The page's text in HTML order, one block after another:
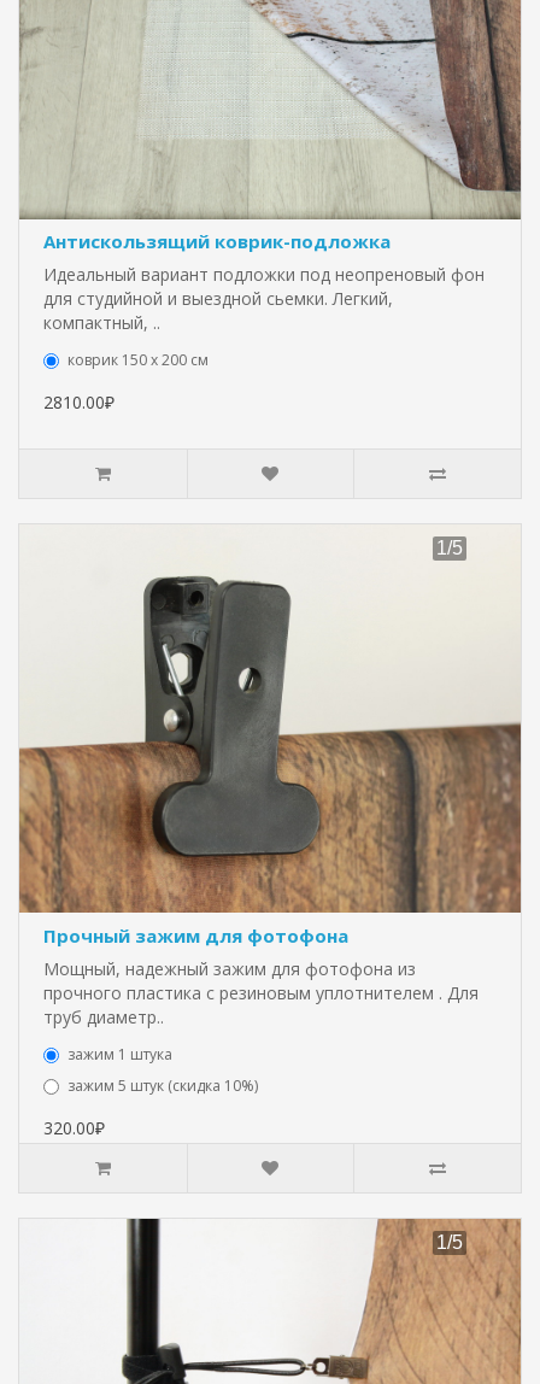
Антискользящий коврик-подложка
Идеальный вариант подложки под неопреновый фон
для студийной и выездной сьемки. Легкий,
компактный, ..
коврик 150 х 200 см
2810.00₽
Прочный зажим для фотофона
Мощный, надежный зажим для фотофона из
прочного пластика с резиновым уплотнителем . Для
труб диаметр..
зажим 1 штука
зажим 5 штук (скидка 10%)
320.00₽